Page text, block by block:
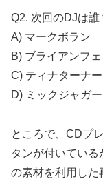
Q2. 次回のDJは誰
A) マークボラン
B) ブライアンフ
C) ティナターナー
D) ミックジャガー
ところで、CDプ
タンが付いてい
の素材を利用した